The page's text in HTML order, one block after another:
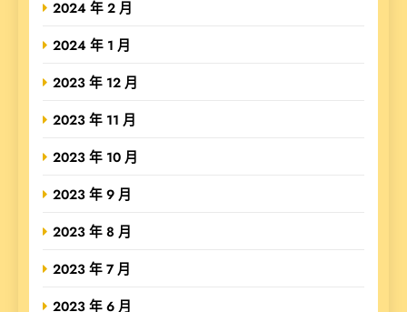
2024 年 2 月
2024 年 1 月
2023 年 12 月
2023 年 11 月
2023 年 10 月
2023 年 9 月
2023 年 8 月
2023 年 7 月
2023 年 6 月